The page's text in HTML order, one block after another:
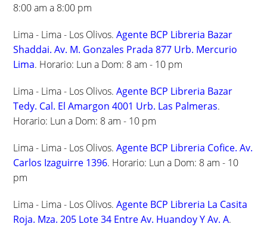
8:00 am a 8:00 pm
Lima - Lima - Los Olivos.Agente BCP Libreria Bazar
Shaddai. Av. M. Gonzales Prada 877 Urb. Mercurio
Lima. Horario: Lun a Dom: 8 am - 10 pm
Lima - Lima - Los Olivos.Agente BCP Libreria Bazar
Tedy. Cal. El Amargon 4001 Urb. Las Palmeras.
Horario: Lun a Dom: 8 am - 10 pm
Lima - Lima - Los Olivos.Agente BCP Libreria Cofice. Av.
Carlos Izaguirre 1396. Horario: Lun a Dom: 8 am - 10
pm
Lima - Lima - Los Olivos.Agente BCP Libreria La Casita
Roja. Mza. 205 Lote 34 Entre Av. Huandoy Y Av. A.